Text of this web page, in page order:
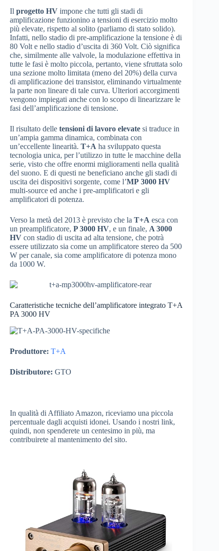
Il progetto HV impone che tutti gli stadi di
amplificazione funzionino a tensioni di esercizio molto
più elevate, rispetto al solito (parliamo di stato solido).
Infatti, nello stadio di pre-amplificazione la tensione è di
80 Volt e nello stadio d’uscita di 360 Volt. Ciò significa
che, similmente alle valvole, la modulazione effettiva in
tutte le fasi è molto piccola, pertanto, viene sfruttata solo
una sezione molto limitata (meno del 20%) della curva
di amplificazione dei transistor, eliminando virtualmente
la parte non lineare di tale curva. Ulteriori accorgimenti
vengono impiegati anche con lo scopo di linearizzare le
fasi dell’amplificazione di tensione.
Il risultato delle tensioni di lavoro elevate si traduce in
un’ampia gamma dinamica, combinata con
un’eccellente linearità. T+A ha sviluppato questa
tecnologia unica, per l’utilizzo in tutte le macchine della
serie, visto che offre enormi miglioramenti nella qualità
del suono. E di questi ne beneficiano anche gli stadi di
uscita dei dispositivi sorgente, come l’MP 3000 HV
multi-source ed anche i pre-amplificatori e gli
amplificatori di potenza.
Verso la metà del 2013 è previsto che la T+A esca con
un preamplificatore, P 3000 HV, e un finale, A 3000
HV con stadio di uscita ad alta tensione, che potrà
essere utilizzato sia come un amplificatore stereo da 500
W per canale, sia come amplificatore di potenza mono
da 1000 W.
Caratteristiche tecniche dell’amplificatore integrato T+A
PA 3000 HV
Produttore: T+A
Distributore: GTO
In qualità di Affiliato Amazon, riceviamo una piccola
percentuale dagli acquisti idonei. Usando i nostri link,
quindi, non spenderete un centesimo in più, ma
contribuirete al mantenimento del sito.